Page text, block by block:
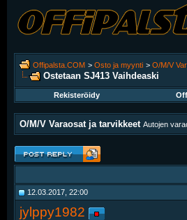
Offipalsta.COM > Osto ja myynti > O/M/V
Ostetaan SJ413 Vaihdeaski
Rekisteröidy
O/M/V Varaosat ja tarvikkeet Autojen
12.03.2017, 22:00
jylppy1982